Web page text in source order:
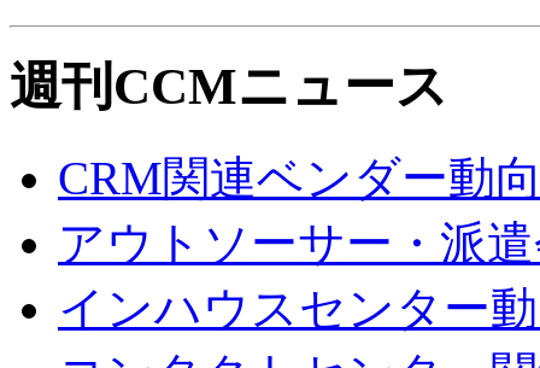
週刊CCMニュース
CRM関連ベンダー動
アウトソーサー・派
インハウスセンター